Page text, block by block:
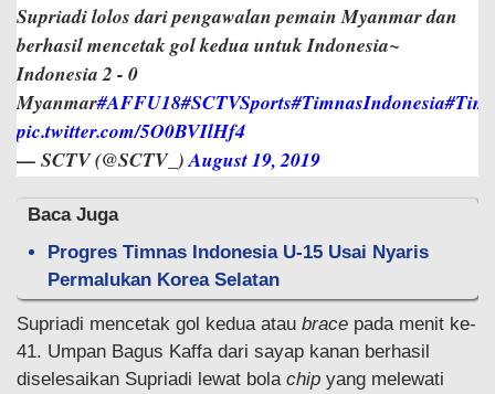
Supriadi lolos dari pengawalan pemain Myanmar dan
berhasil mencetak gol kedua untuk Indonesia~
Indonesia 2 - 0
Myanmar#AFFU18#SCTVSports#TimnasIndonesia
pic.twitter.com/5O0BVIlHf4
— SCTV (@SCTV_)August 19, 2019
Baca Juga
Progres Timnas Indonesia U-15 Usai Nyaris
Permalukan Korea Selatan
Supriadi mencetak gol kedua atau brace pada menit ke-
41. Umpan Bagus Kaffa dari sayap kanan berhasil
diselesaikan Supriadi lewat bola chip yang melewati